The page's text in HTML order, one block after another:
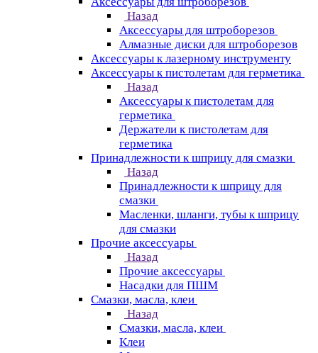
Назад
Аксессуары для штроборезов
Алмазные диски для штроборезов
Аксессуары к лазерному инструменту
Аксессуары к пистолетам для герметика
Назад
Аксессуары к пистолетам для
герметика
Держатели к пистолетам для
герметика
Принадлежности к шприцу для смазки
Назад
Принадлежности к шприцу для
смазки
Масленки, шланги, тубы к шприцу
для смазки
Прочие аксессуары
Назад
Прочие аксессуары
Насадки для ПШМ
Смазки, масла, клеи
Назад
Смазки, масла, клеи
Клеи